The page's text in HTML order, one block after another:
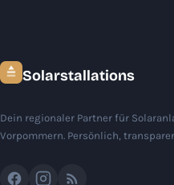
Solarstallations
Dein regionaler Partner für
Vorpommern. Persönlich,